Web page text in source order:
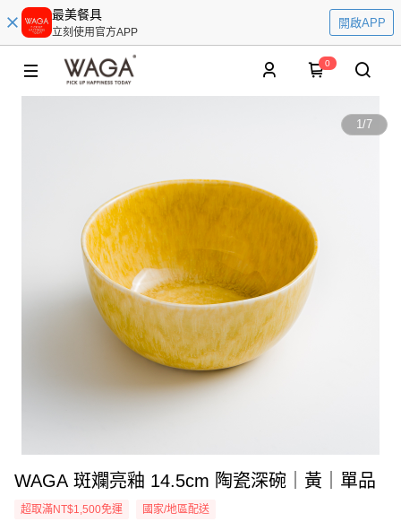
最美餐具
立刻使用官方APP
開啟APP
0
1/7
WAGA 斑斕亮釉 14.5cm 陶瓷深碗｜黃｜單品
超取滿NT$1,500免運 國家/地區配送